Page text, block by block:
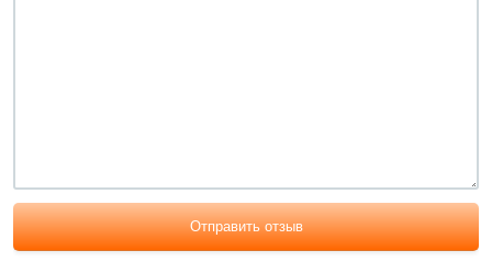
Отправить отзыв